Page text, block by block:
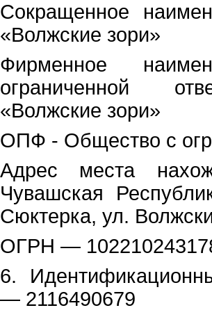
Сокращенное
«Волжские зори»
Фирменное
ограниченной
«Волжские зори»
ОПФ - Общество с
Адрес места
Чувашская
Сюктерка, ул.
ОГРН —
6.
— 2116490679